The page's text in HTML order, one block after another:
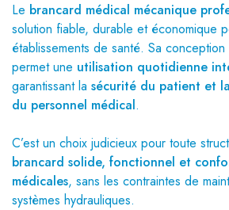
Le brancard médical mécanique
solution fiable, durable et économique
établissements de santé. Sa
permet une utilisation quotidienne
garantissant la sécurité du patient et
du personnel médical.
C’est un choix judicieux pour toute
brancard solide, fonctionnel et
médicales, sans les contraintes de
systèmes hydrauliques.